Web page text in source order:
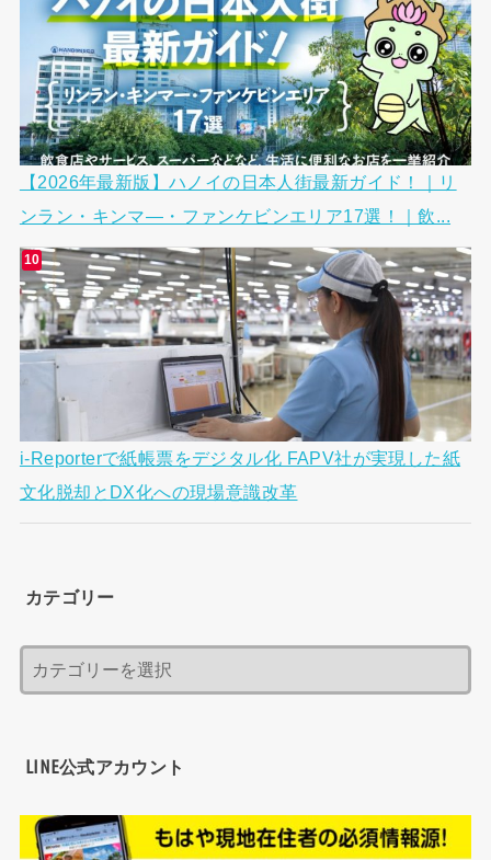
【2026年最新版】ハノイの日本人街最新ガイド！｜リ
ンラン・キンマ―・ファンケビンエリア17選！｜飲...
i-Reporterで紙帳票をデジタル化 FAPV社が実現した紙
文化脱却とDX化への現場意識改革
カテゴリー
LINE公式アカウント